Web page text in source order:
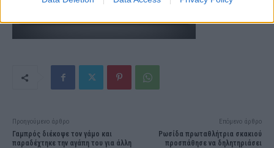
Προηγούμενο άρθρο
Γαμπρός διέκοψε τον γάμο και
παραδέχτηκε την αγάπη του για άλλη
Επόμενο άρθρο
Ρωσίδα πρωταθλήτρια σκακιού
προσπάθησε να δηλητηριάσει